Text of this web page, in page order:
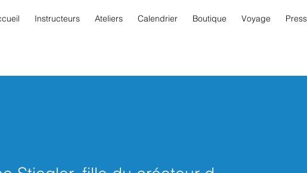
Instructeurs Ateliers Calendrier Boutique Voyage